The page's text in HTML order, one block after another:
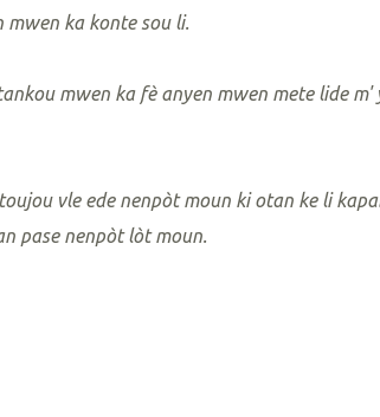
mwen ka konte sou li.
mwen ka fè anyen mwen mete lide m'
vle ede nenpòt moun ki otan ke li
pase nenpòt lòt moun.